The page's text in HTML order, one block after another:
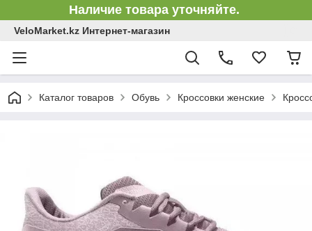
Наличие товара уточняйте.
VeloMarket.kz Интернет-магазин
Каталог товаров Обувь Кроссовки женские